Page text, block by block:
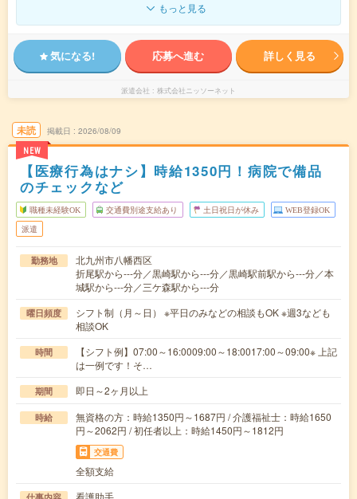
もっと見る
気になる! 応募へ進む 詳しく見る
派遣会社 株式会社ニッソーネット
未読
NEW
掲載日 2026/08/09
【医療行為はナシ】時給1350円！病院で備品
のチェックなど
職種未経験OK 交通費別途支給あり 土日祝日が休み WEB登録OK
派遣
勤務地
北九州市八幡西区
折尾駅から---分／黒崎駅から---分／黒崎駅前駅から---分／本
城駅から---分／三ケ森駅から---分
曜日頻度
シフト制（月～日） ※平日のみなどの相談もOK ※週3なども
相談OK
時間
【シフト例】07:00～16:0009:00～18:0017:00～09:00※ 上記
は一例です！そ…
期間 即日～2ヶ月以上
時給
無資格の方：時給1350円～1687円 / 介護福祉士：時給1650
円～2062円 / 初任者以上：時給1450円～1812円
交通費
全額支給
看護助手